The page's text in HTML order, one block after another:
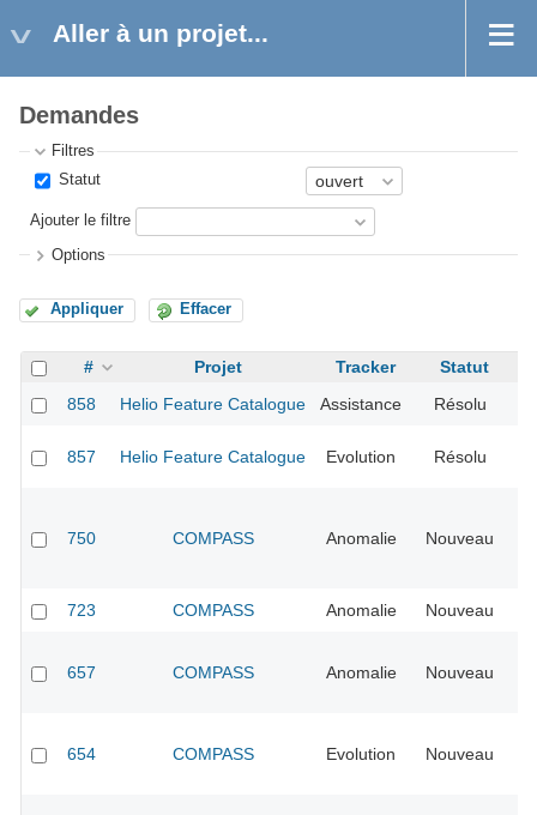
Aller à un projet...
Demandes
Filtres
Statut
Ajouter le filtre
Options
Appliquer Effacer
# Projet Tracker Statut
858
Helio Feature Catalogue Assistance Résolu
857 Helio Feature Catalogue Evolution Résolu
750 COMPASS Anomalie Nouveau
723 COMPASS Anomalie Nouveau
657 COMPASS Anomalie Nouveau
654 COMPASS Evolution Nouveau